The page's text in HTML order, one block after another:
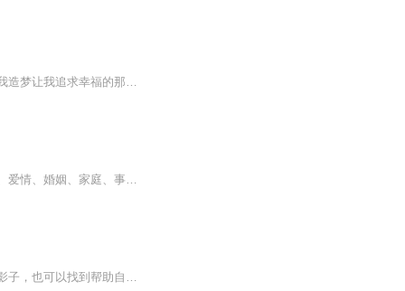
曾经有人问我，如果可以重来，我还会不会跟他在一起，我如果说，已经重新来过了呢，给我造梦让我追求幸福的那个人，我不知道你现在哪里？但我还是要在这里。感谢你！正是因为你的鼓励，才让我意识到，幸福不存在犹豫，有机会就要勇敢做选择。毕竟生命只有...
本书是一本女性话题书，写给在生活中找不到自己明确定位的女孩。书中涵盖了成长、修养、爱情、婚姻、家庭、事业等诸多方面，用小故事讲述大道理，故事取材真实，贴近生活。
《做一个刚刚好的女子》是一本献给所有女性的生命化妆书。在本书中，女性能看到自己的影子，也可以找到帮助自己提升魅力指数与挖掘成功资本的良方。女人的一生，就是与各种角色共舞的一生，而不管角色如何变换，女人想要活出精彩，就必须要保持自己独特的...